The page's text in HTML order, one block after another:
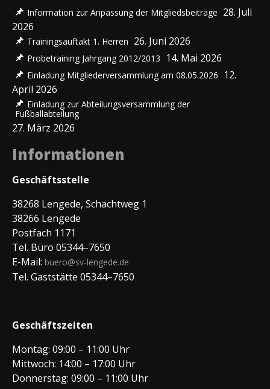
Information zur Anpassung der Mitgliedsbeiträge 28. Juli
2026
Trainingsauftakt 1. Herren 26. Juni 2026
Probetraining Jahrgang 2012/2013 14. Mai 2026
Einladung Mitgliederversammlung am 08.05.2026
12.
April 2026
Einladung zur Abteilungsversammlung der
Fußballabteilung
27. März 2026
Informationen
Geschäftsstelle
38268 Lengede, Schachtweg 1
38266 Lengede
Postfach 1171
Tel. Büro 05344–7650
E-Mail: buero@sv-lengede.de
Tel. Gaststätte 05344–7650
Geschäftszeiten
Montag: 09:00 – 11:00 Uhr
Mittwoch: 14:00 – 17:00 Uhr
Donnerstag: 09:00 – 11:00 Uhr